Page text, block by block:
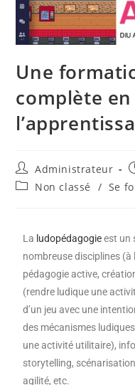
Une
complète
Administrateur
Non classé
/ Se
La ludopédagogieest un
nombreuse disciplines
pédagogie active,
(rendre ludique une
d’un jeu avec une
des mécanismes
une activité utilitaire),
storytelling,
agilité, etc.